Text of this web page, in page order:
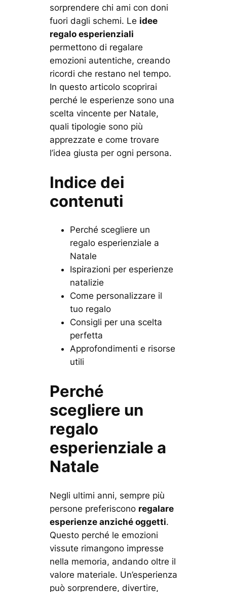
sorprendere chi ami con doni
fuori dagli schemi. Le idee
regalo esperienziali
permettono di regalare
emozioni autentiche, creando
ricordi che restano nel tempo.
In questo articolo scoprirai
perché le esperienze sono una
scelta vincente per Natale,
quali tipologie sono più
apprezzate e come trovare
l’idea giusta per ogni persona.
Indice dei
contenuti
Perché scegliere un
regalo esperienziale a
Natale
Ispirazioni per esperienze
natalizie
Come personalizzare il
tuo regalo
Consigli per una scelta
perfetta
Approfondimenti e risorse
utili
Perché
scegliere un
regalo
esperienziale a
Natale
Negli ultimi anni, sempre più
persone preferiscono regalare
esperienze anziché oggetti.
Questo perché le emozioni
vissute rimangono impresse
nella memoria, andando oltre il
valore materiale. Un’esperienza
può sorprendere, divertire,